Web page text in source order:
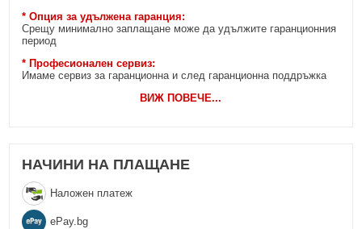
* Опция за удължена гаранция:
Срещу минимално заплащане може да удължите гаранционния
период
* Професионален сервиз:
Имаме сервиз за гаранционна и след гаранционна поддръжка
ВИЖ ПОВЕЧЕ...
НАЧИНИ НА ПЛАЩАНЕ
Наложен платеж
еPay.bg